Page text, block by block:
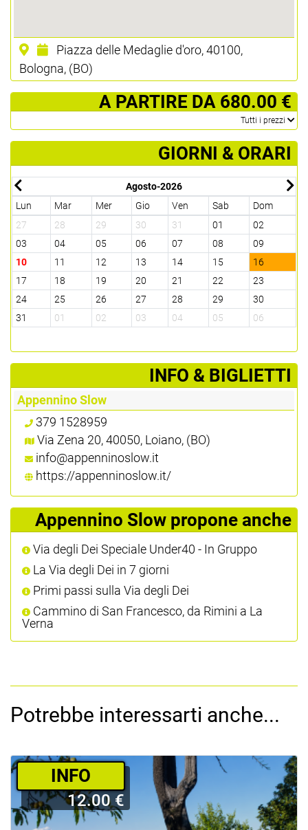
Piazza delle Medaglie d'oro, 40100,
Bologna, (BO)
­ A PARTIRE DA 680.00 €
­Tutti i prezzi
GIORNI & ORARI
Agosto-2026
Lun
Mar Mer Gio Ven Sab
Dom
27
28 29 30 31 01
02
03
04 05 06 07 08
09
10
11 12 13 14 15
16
17
18 19 20 21 22
23
24
25 26 27 28 29
30
31
01 02 03 04 05 06
­INFO & BIGLIETTI
Appennino Slow
379 1528959
Via Zena 20, 40050, Loiano, (BO)
info@appenninoslow.it
https://appenninoslow.it/
Appennino Slow propone anche
Via degli Dei Speciale Under40 - In Gruppo
La Via degli Dei in 7 giorni
Primi passi sulla Via degli Dei
Cammino di San Francesco, da Rimini a La
Verna
Potrebbe interessarti anche...
­INFO
12.00 €